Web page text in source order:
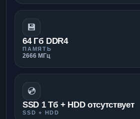
💾
64 Гб DDR4
ПАМЯТЬ
2666 МГц
💿
SSD 1 Тб + HDD отсутствует
SSD + HDD